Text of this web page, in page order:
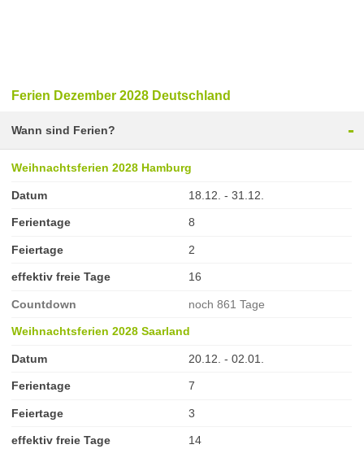
Ferien Dezember 2028 Deutschland
Wann sind Ferien? -
Weihnachtsferien 2028 Hamburg
Datum 18.12. - 31.12.
Ferientage 8
Feiertage 2
effektiv freie Tage 16
Countdown noch 861 Tage
Weihnachtsferien 2028 Saarland
Datum 20.12. - 02.01.
Ferientage 7
Feiertage 3
effektiv freie Tage 14